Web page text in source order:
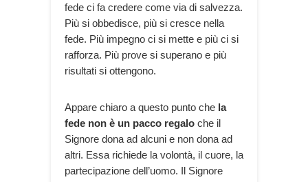
fede ci fa credere come via di salvezza.
Più si obbedisce, più si cresce nella
fede. Più impegno ci si mette e più ci si
rafforza. Più prove si superano e più
risultati si ottengono.
Appare chiaro a questo punto che la
fede non è un pacco regalo che il
Signore dona ad alcuni e non dona ad
altri. Essa richiede la volontà, il cuore, la
partecipazione dell’uomo. Il Signore